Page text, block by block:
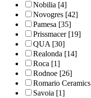
Nobilia [4]
Novogres [42]
Pamesa [35]
Prissmacer[19]
QUA[30]
Realonda [14]
Roca [1]
Rodnoe [26]
Romario Ceramics
Savoia [1]